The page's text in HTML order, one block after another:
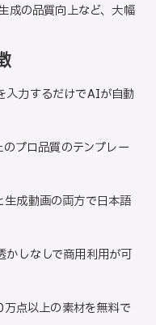
成の品質向上など、大幅
入力するだけでAIが自動
プロ品質のテンプレー
生成動画の両方で日本語
かしなしで商用利用が可
点以上の素材を無料で